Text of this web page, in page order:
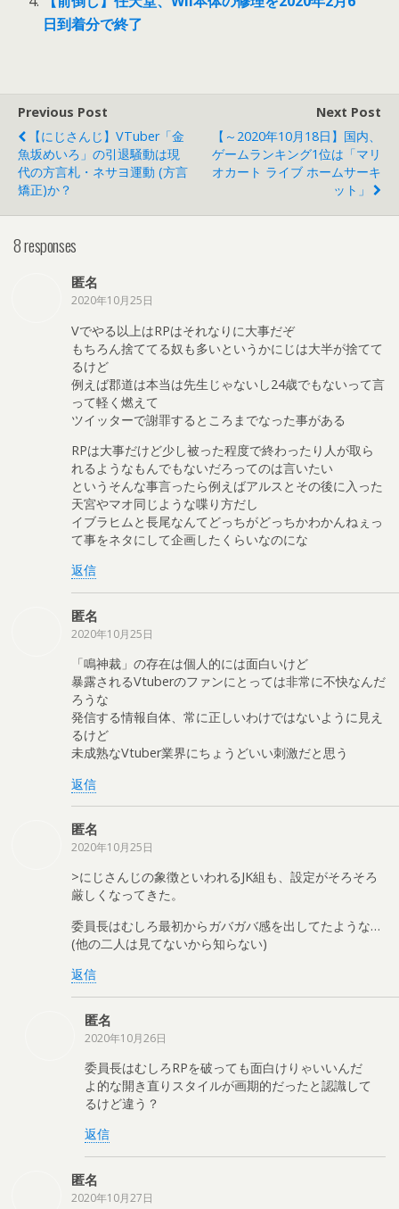
日到着分で終了
Previous Post
【にじさんじ】VTuber「金
魚坂めいろ」の引退騒動は現
代の方言札・ネサヨ運動 (方言
矯正)か？
Next Post
【～2020年10月18日】国内、
ゲームランキング1位は「マリ
オカート ライブ ホームサーキ
ット」
8 responses
匿名
2020年10月25日
Vでやる以上はRPはそれなりに大事だぞ
もちろん捨ててる奴も多いというかにじは大半が捨てて
るけど
例えば郡道は本当は先生じゃないし24歳でもないって言
って軽く燃えて
ツイッターで謝罪するところまでなった事がある
RPは大事だけど少し被った程度で終わったり人が取ら
れるようなもんでもないだろってのは言いたい
というそんな事言ったら例えばアルスとその後に入った
天宮やマオ同じような喋り方だし
イブラヒムと長尾なんてどっちがどっちかわかんねぇっ
て事をネタにして企画したくらいなのにな
返信
匿名
2020年10月25日
「鳴神裁」の存在は個人的には面白いけど
暴露されるVtuberのファンにとっては非常に不快なんだ
ろうな
発信する情報自体、常に正しいわけではないように見え
るけど
未成熟なVtuber業界にちょうどいい刺激だと思う
返信
匿名
2020年10月25日
>にじさんじの象徴といわれるJK組も、設定がそろそろ
厳しくなってきた。
委員長はむしろ最初からガバガバ感を出してたような…
(他の二人は見てないから知らない)
返信
匿名
2020年10月26日
委員長はむしろRPを破っても面白けりゃいいんだ
よ的な開き直りスタイルが画期的だったと認識して
るけど違う？
返信
匿名
2020年10月27日